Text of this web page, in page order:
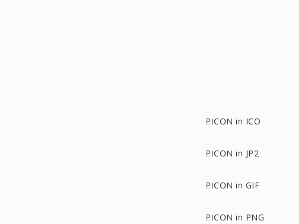
PICON in ICO
PICON in JP2
PICON in GIF
PICON in PNG